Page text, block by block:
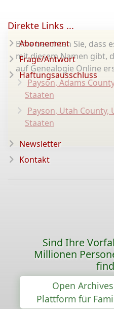
Bitte beachten Sie, dass
mit diesem Namen gibt,
auf Genealogie Online
Payson, Adams
Staaten
Payson, Utah County,
Staaten
Direkte Links ...
Abonnement
Frage/Antwort
Haftungsausschluss
Newsletter
Kontakt
Sind Ihre
Millionen
Open
Plattform für